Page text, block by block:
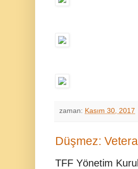
zaman: Kasım 30, 2017
Düşmez:
TFF Yönetim